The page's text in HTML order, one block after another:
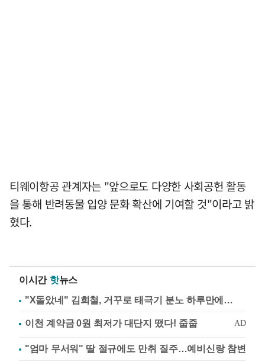
티웨이항공 관계자는 "앞으로도 다양한 사회공헌 활동
을 통해 반려동물 입양 문화 확산에 기여할 것"이라고 밝
혔다.
이시간 핫뉴스
"X돌았네" 김희철, 거꾸로 태극기 분노 하루만에…
"엄마 무서워" 딸 절규에도 만취 질주…예비신랑 참변